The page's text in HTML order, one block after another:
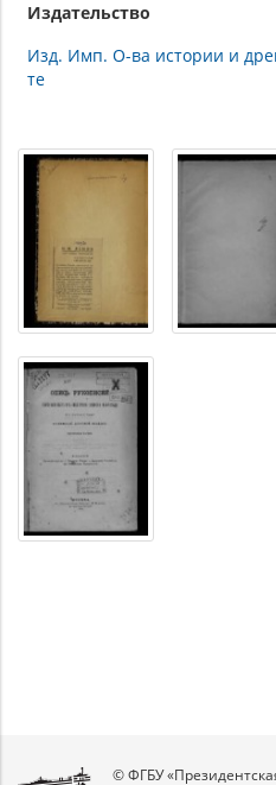
Издательство
Изд. Имп. О-ва истории и
те
© ФГБУ